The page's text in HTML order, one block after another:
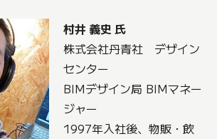
村井 義史 氏
株式会社丹青社 デザイン
センター
BIMデザイン局 BIMマネー
ジャー
1997年入社後、物販・飲